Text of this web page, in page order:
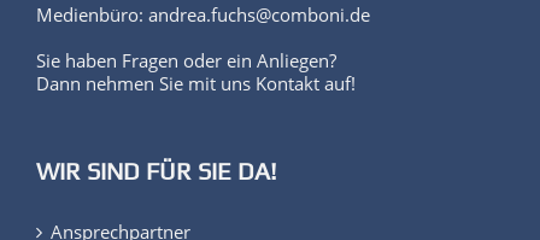
Medienbüro: andrea.fuchs@comboni.de
Sie haben Fragen oder ein Anliegen?
Dann nehmen Sie mit uns Kontakt auf!
WIR SIND FÜR SIE DA!
Ansprechpartner